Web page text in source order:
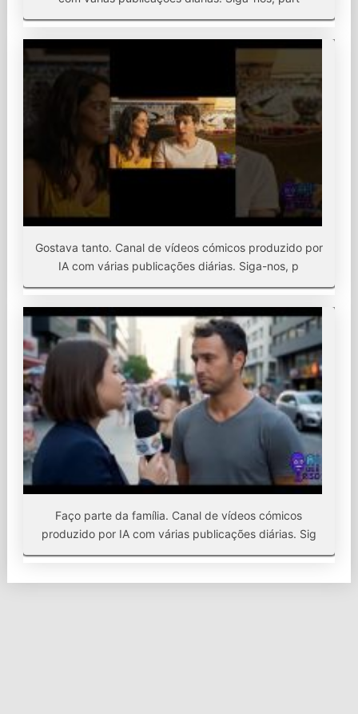
Gostava tanto. Canal de vídeos cómicos produzido por
IA com várias publicações diárias. Siga-nos, p
Faço parte da família. Canal de vídeos cómicos
produzido por IA com várias publicações diárias. Sig